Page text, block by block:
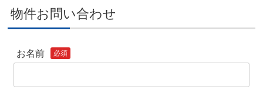
物件お問い合わせ
お名前 必須